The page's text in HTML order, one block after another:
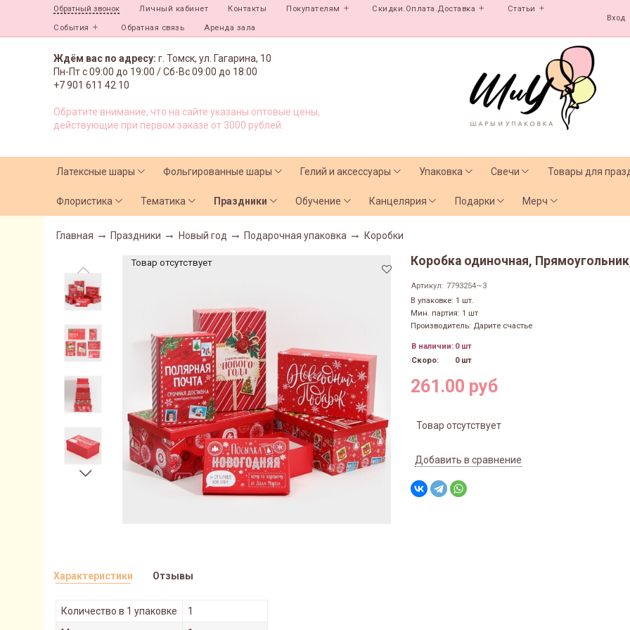
Обратный звонок Личный кабинет Контакты Покупателям Скидки.Оплата.Доставка Статьи
События Обратная связь Аренда зала
Вход
Ждём вас по адресу: г. Томск, ул. Гагарина, 10
Пн-Пт с09:00 до 19:00 /Сб-Вс 09:00 до 18:00
+7 901 611 42 10
Обратите внимание, что на сайте указаны оптовые цены,
действующие при первом заказе от 3000 рублей.
Латексные шары Фольгированные шары Гелий и аксессуары Упаковка Свечи Товары для
Флористика Тематика Праздники Обучение Канцелярия Подарки Мерч
Главная Праздники Новый год Подарочная упаковка Коробки
Товар отсутствует Коробка одиночная,
Артикул: 7793254—3
В упаковке: 1 шт.
Мин. партия: 1 шт
Производитель: Дарите счастье
В наличии: 0 шт
Скоро:
0 шт
261.00 руб
Товар отсутствует
Добавить в сравнение
Характеристики
Количество в 1 упаковке
1
Отзывы